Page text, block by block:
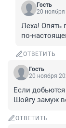
Гость
20 ноября
Леха! Опять
по-
ОТВЕТИТЬ
Гость
20 ноября
Если
Шойгу замуж
ОТВЕТИТЬ